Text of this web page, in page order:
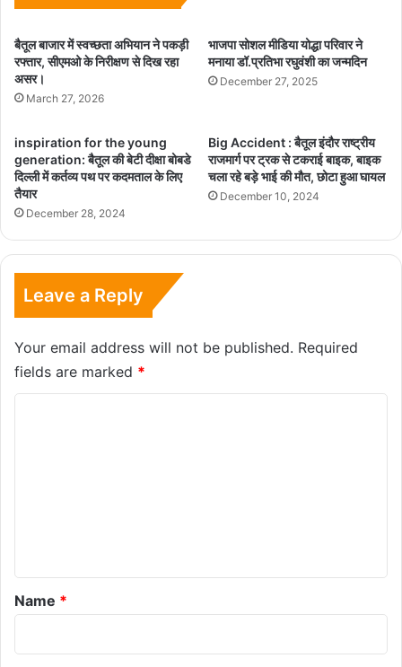
बैतूल बाजार में स्वच्छता अभियान ने पकड़ी
रफ्तार, सीएमओ के निरीक्षण से दिख रहा
असर।
March 27, 2026
भाजपा सोशल मीडिया योद्धा परिवार ने
मनाया डॉ.प्रतिभा रघुवंशी का जन्मदिन
December 27, 2025
inspiration for the young
generation: बैतूल की बेटी दीक्षा बोबडे
दिल्ली में कर्तव्य पथ पर कदमताल के लिए
तैयार
December 28, 2024
Big Accident : बैतूल इंदौर राष्ट्रीय
राजमार्ग पर ट्रक से टकराई बाइक, बाइक
चला रहे बड़े भाई की मौत, छोटा हुआ घायल
December 10, 2024
Leave a Reply
Your email address will not be published. Required
fields are marked *
*
Name *